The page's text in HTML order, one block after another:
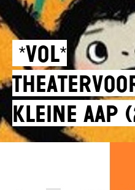
*VOL*
Kleine Aap